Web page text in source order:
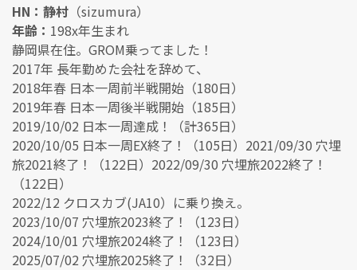
HN：静村 （sizumura）
年齢： 198x年生まれ
静岡県在住。GROM乗ってました！
2017年 長年勤めた会社を辞めて、
2018年春 日本一周前半戦開始（180日）
2019年春 日本一周後半戦開始（185日）
2019/10/02 日本一周達成！（計365日）
2020/10/05 日本一周EX終了！（105日）2021/09/30 穴埋
旅2021終了！（122日）2022/09/30 穴埋旅2022終了！
（122日）
2022/12 クロスカブ(JA10）に乗り換え。
2023/10/07 穴埋旅2023終了！（123日）
2024/10/01 穴埋旅2024終了！（123日）
2025/07/02 穴埋旅2025終了！（32日）